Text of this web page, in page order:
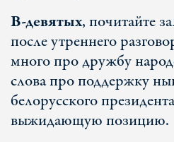
В-девятых, почитайте
после утреннего
много про дружбу
слова про поддержку
белорусского
выжидающую позицию.